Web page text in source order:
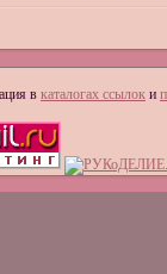
в каталогах ссылок и